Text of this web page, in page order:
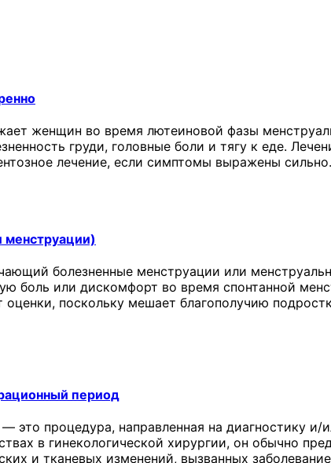
женщин во время лютеиновой фазы
груди, головные боли и тягу к еде.
лечение, если симптомы выражены
болезненные менструации или
боль или дискомфорт во время спонтанной
оценки, поскольку мешает благополучию
период
процедура, направленная на диагностику и/
в гинекологической хирургии, он обычно
и тканевых изменений, вызванных